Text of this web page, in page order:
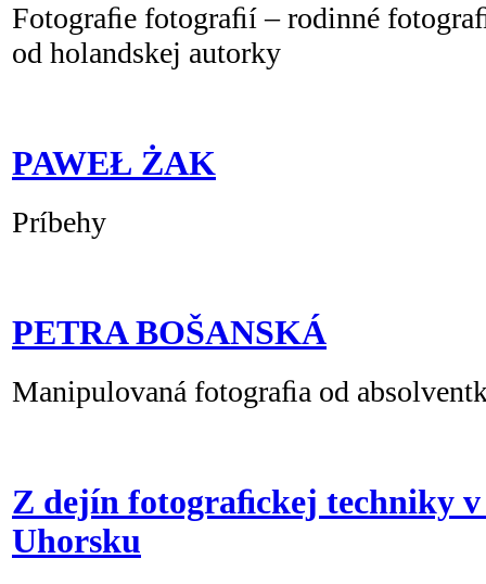
Fotograﬁe fotograﬁí – rodinné
od holandskej autorky
PAWEŁ ŻAK
Príbehy
PETRA BOŠANSKÁ
Manipulovaná fotograﬁa od
Z dejín fotograﬁckej techniky v
Uhorsku